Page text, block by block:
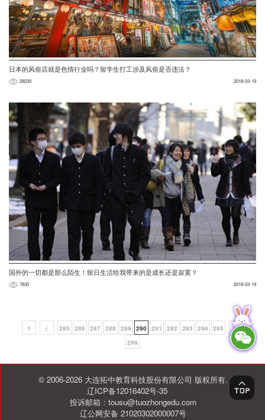
日本的风俗店就是色情行业吗？留学生打工涉及风俗是否违法？
28230 2018-03-19
国外的一切都是那么陌生！留日生活给我带来的是成长还是寂寞？
7835 2018-03-19
1 < 285 286 287 288 289 290 291 292 293 294 295
>
299
© 2006-2026 大连拓中教育科技股份有限公司 版权所有.
辽ICP备12016402号-35
投诉邮箱：tousu@tuozhongedu.com
辽公网安备 21020302000007号